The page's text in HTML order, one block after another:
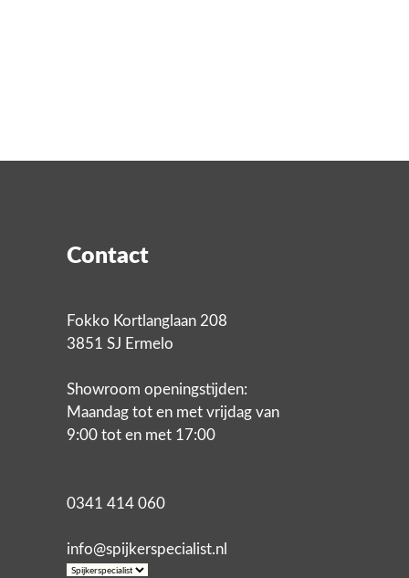
Contact
Fokko Kortlanglaan 208
3851 SJ Ermelo
Showroom openingstijden:
Maandag tot en met vrijdag van
9:00 tot en met 17:00
0341 414 060
info@spijkerspecialist.nl